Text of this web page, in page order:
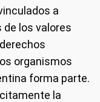
a
los valores
organismos
forma parte.
la